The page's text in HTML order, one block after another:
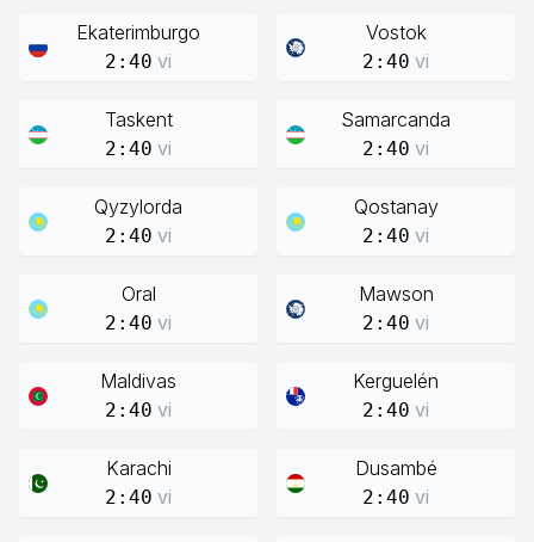
Ekaterimburgo
2:40 vi
Vostok
2:40 vi
Taskent
2:40 vi
Samarcanda
2:40 vi
Qyzylorda
2:40 vi
Qostanay
2:40 vi
Oral
2:40 vi
Mawson
2:40 vi
Maldivas
2:40 vi
Kerguelén
2:40 vi
Karachi
2:40 vi
Dusambé
2:40 vi